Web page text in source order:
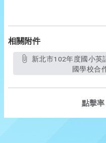
相關附件
國學校合
點擊率